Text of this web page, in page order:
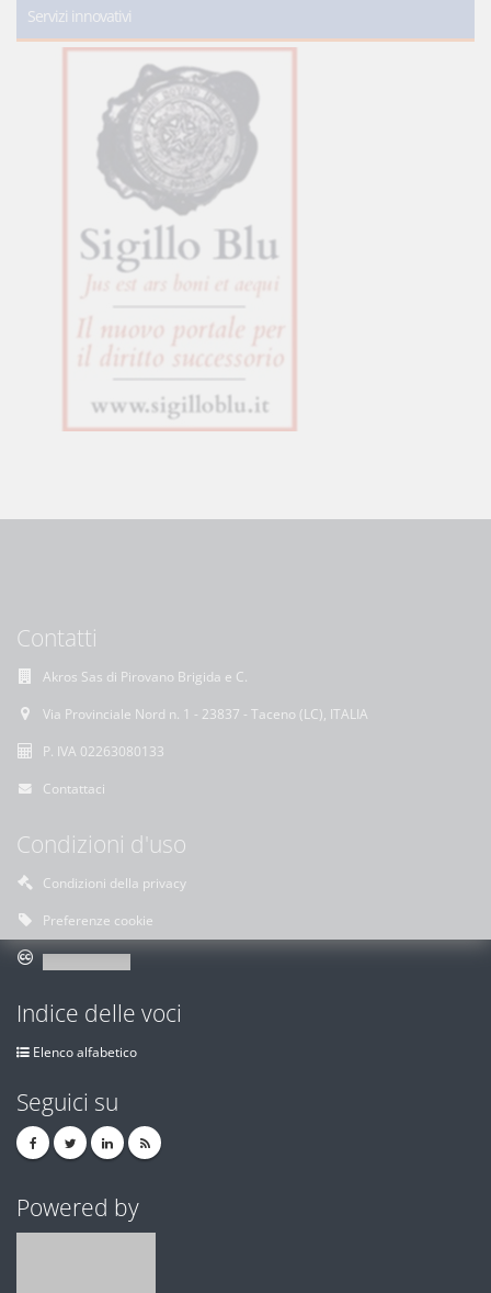
Servizi innovativi
Contatti
Akros Sas di Pirovano Brigida e C.
Via Provinciale Nord n. 1 - 23837 - Taceno (LC), ITALIA
P. IVA 02263080133
Contattaci
Condizioni d'uso
Condizioni della privacy
Preferenze cookie
Indice delle voci
Elenco alfabetico
Seguici su
Powered by